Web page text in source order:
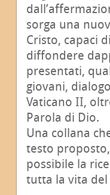
sorga una
Cristo, capaci
diffondere
presentati,
giovani,
Vaticano II,
Parola di Dio.
Una collana
testo
possibile la
tutta la vita